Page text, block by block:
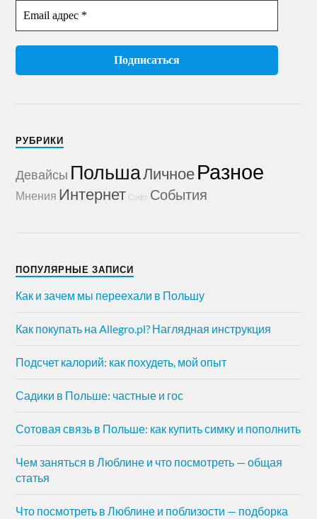
РУБРИКИ
Девайсы ПольшаЛичноеРазное
Мнения Интернет Софт События
ПОПУЛЯРНЫЕ ЗАПИСИ
Как и зачем мы переехали в Польшу
Как покупать на Allegro.pl? Наглядная инструкция
Подсчет калорий: как похудеть, мой опыт
Садики в Польше: частные и гос
Сотовая связь в Польше: как купить симку и пополнить
Чем заняться в Люблине и что посмотреть — общая
статья
Что посмотреть в Люблине и поблизости — подборка